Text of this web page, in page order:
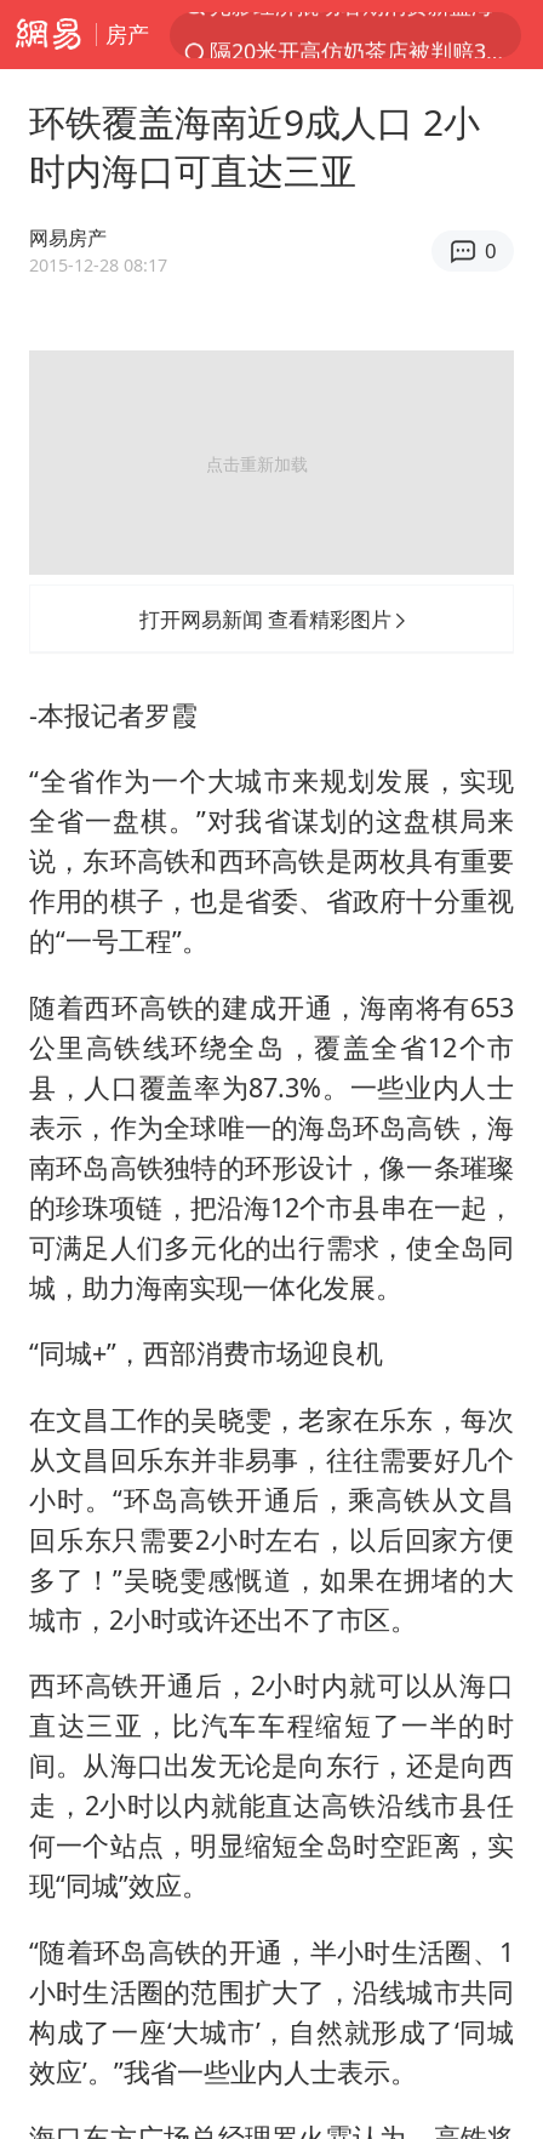
房产
多家A股公司收到美国关税退款
视频丨中国东方电气集团原党组副书记、董事宋致远被查
白海豚将正面袭击贯穿浙江
梁家辉百花奖演讲落泪
人民的健康、体质、幸福一脉相承
环铁覆盖海南近9成人口 2小
时内海口可直达三亚
网易房产
2015-12-28 08:17
0
打开网易新闻 查看精彩图片
-本报记者罗霞
“全省作为一个大城市来规划发展，实现
全省一盘棋。”对我省谋划的这盘棋局来
说，东环高铁和西环高铁是两枚具有重要
作用的棋子，也是省委、省政府十分重视
的“一号工程”。
随着西环高铁的建成开通，海南将有653
公里高铁线环绕全岛，覆盖全省12个市
县，人口覆盖率为87.3%。一些业内人士
表示，作为全球唯一的海岛环岛高铁，海
南环岛高铁独特的环形设计，像一条璀璨
的珍珠项链，把沿海12个市县串在一起，
可满足人们多元化的出行需求，使全岛同
城，助力海南实现一体化发展。
“同城+”，西部消费市场迎良机
在文昌工作的吴晓雯，老家在乐东，每次
从文昌回乐东并非易事，往往需要好几个
小时。“环岛高铁开通后，乘高铁从文昌
回乐东只需要2小时左右，以后回家方便
多了！”吴晓雯感慨道，如果在拥堵的大
城市，2小时或许还出不了市区。
西环高铁开通后，2小时内就可以从海口
直达三亚，比汽车车程缩短了一半的时
间。从海口出发无论是向东行，还是向西
走，2小时以内就能直达高铁沿线市县任
何一个站点，明显缩短全岛时空距离，实
现“同城”效应。
“随着环岛高铁的开通，半小时生活圈、1
小时生活圈的范围扩大了，沿线城市共同
构成了一座‘大城市’，自然就形成了‘同城
效应’。”我省一些业内人士表示。